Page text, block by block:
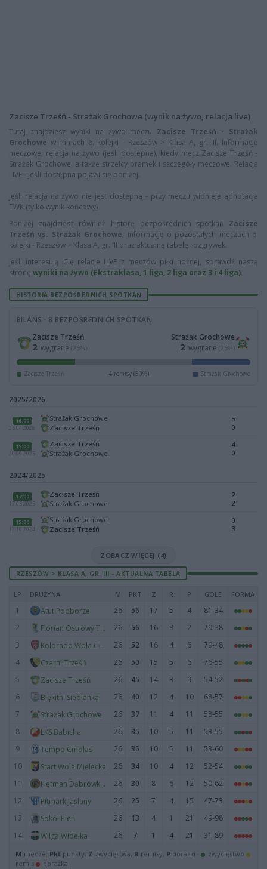
Zacisze Trześń - Strażak Grochowe (wynik na żywo, relacja live)
Tutaj znajdziesz wyniki na żywo meczu Zacisze Trześń - Strażak
Grochowe w ramach 6. kolejki - Rzeszów > Klasa A, gr. III. Informacje
meczowe, relacja na żywo (jeśli dostępna), kiedy mecz Zacisze Trześń -
Strażak Grochowe, a także strzelcy bramek i szczegóły meczowe. Relacja
LIVE - jeśli dostępna pojawi się poniżej.
Jeśli relacja na żywo nie jest dostępna - przy meczu widnieje adnotacja
TWK (tylko wynik końcowy)
Poniżej znajdziesz również historę bezpośrednich spotkań Zacisze
Trześń vs. Strażak Grochowe, informacje o pozostałych meczach 6.
kolejki - Rzeszów > Klasa A, gr. III oraz aktualną tabelę rozgrywek.
Jeśli interesują Cię relacje LIVE z meczów piłki nożnej, sprawdź naszą
stronę wyniki na żywo (Ekstraklasa, 1 liga, 2 liga oraz 3 i 4 liga).
HISTORIA BEZPOŚREDNICH SPOTKAŃ
BILANS · 8 BEZPOŚREDNICH SPOTKAŃ
Zacisze Trześń
2 wygrane (25%)
Strażak Grochowe
2 wygrane (25%)
Zacisze Trześń 4 remisy (50%) Strażak Grochowe
2025/2026
16:00
25.04.2026
Strażak Grochowe
Zacisze Trześń
5
0
15:00
20.09.2025
Zacisze Trześń
Strażak Grochowe
4
0
2024/2025
17:00
17.05.2025
Zacisze Trześń
Strażak Grochowe
2
2
15:30
12.10.2024
Strażak Grochowe
Zacisze Trześń
0
3
ZOBACZ WIĘCEJ (4)
RZESZÓW > KLASA A, GR. III - AKTUALNA TABELA
LP DRUŻYNA M PKT Z R P GOLE FORMA
1 Atut Podborze 26 56 17 5 4
81-34
2
Florian Ostrowy Tuszowskie 26 56 16 8 2
79-38
3
Kolorado Wola Chorzelowska 26 52 16 4 6
79-48
4
Czarni Trześń 26 50 15 5 6
76-55
5
Zacisze Trześń 26 45 14 3 9
54-52
6
Błękitni Siedlanka 26 40 12 4 10
68-57
7
Strażak Grochowe 26 37 11 4 11
58-55
8
LKS Babicha 26 35 10 5 11
53-55
9
Tempo Cmolas 26 35 10 5 11
53-60
10
Start Wola Mielecka 26 34 10 4 12
52-54
11
Hetman Dąbrówka Wisłocka 26 30 8 6 12
50-62
12
Pitmark Jaślany 26 25 7 4 15
47-73
13
Sokół Pień 26 13 4 1 21
49-98
14
Wilga Widełka 26 7 1 4 21 31-89
M mecze, Pkt punkty, Z zwycięstwa, R remisy, P porażki ·
zwycięstwo
remis
porażka